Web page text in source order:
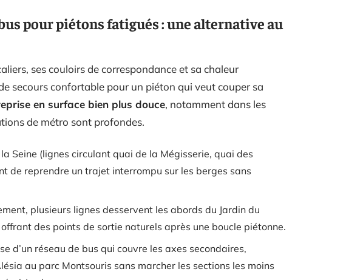
pour piétons fatigués : une alternative au
ses couloirs de correspondance et sa chaleur
secours confortable pour un piéton qui veut couper sa
en surface bien plus douce, notamment dans les
de métro sont profondes.
Seine (lignes circulant quai de la Mégisserie, quai des
de reprendre un trajet interrompu sur les berges sans
plusieurs lignes desservent les abords du Jardin du
des points de sortie naturels après une boucle piétonne.
d’un réseau de bus qui couvre les axes secondaires,
au parc Montsouris sans marcher les sections les moins